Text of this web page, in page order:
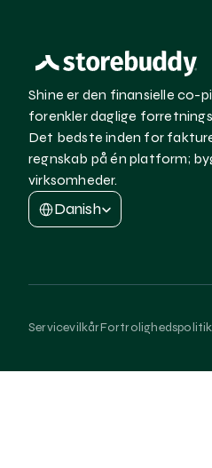
Shine er den finansielle co-
forenkler daglige
Det bedste inden for
regnskab på én platform;
virksomheder.
Select Language
Danish
ServicevilkårFortrolighedspolitik